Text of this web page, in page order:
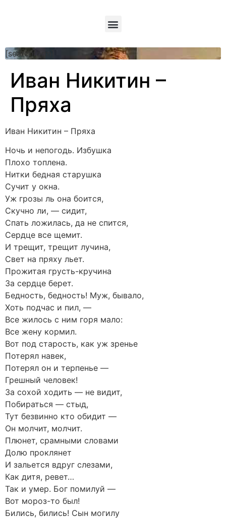
[searchform]
Иван Никитин –
Пряха
Иван Никитин – Пряха
Ночь и непогодь. Избушка
Плохо топлена.
Нитки бедная старушка
Сучит у окна.
Уж грозы ль она боится,
Скучно ли, — сидит,
Спать ложилась, да не спится,
Сердце все щемит.
И трещит, трещит лучина,
Свет на пряху льет.
Прожитая грусть-кручина
За сердце берет.
Бедность, бедность! Муж, бывало,
Хоть подчас и пил, —
Все жилось с ним горя мало:
Все жену кормил.
Вот под старость, как уж зренье
Потерял навек,
Потерял он и терпенье —
Грешный человек!
За сохой ходить — не видит,
Побираться — стыд,
Тут безвинно кто обидит —
Он молчит, молчит.
Плюнет, срамными словами
Долю проклянет
И зальется вдруг слезами,
Как дитя, ревет…
Так и умер. Бог помилуй —
Вот мороз-то был!
Бились, бились! Сын могилу